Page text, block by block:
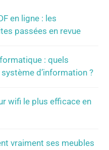
en ligne : les
passées en revue
: quels
d’information ?
wifi le plus efficace en
vraiment ses meubles